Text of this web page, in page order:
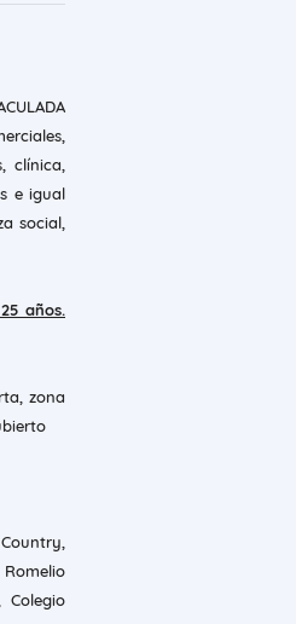
clínica,
e igual
social,
años.
zona